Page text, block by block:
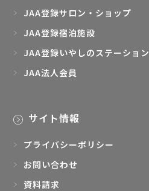
JAA登録サロン・ショップ
JAA登録宿泊施設
JAA登録いやしのステーション
JAA法人会員
サイト情報
プライバシーポリシー
お問い合わせ
資料請求